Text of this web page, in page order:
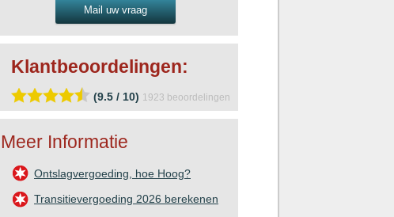
Mail uw vraag
Klantbeoordelingen:
(9.5 / 10) 1923 beoordelingen
Meer Informatie
Ontslagvergoeding, hoe Hoog?
Transitievergoeding 2026 berekenen